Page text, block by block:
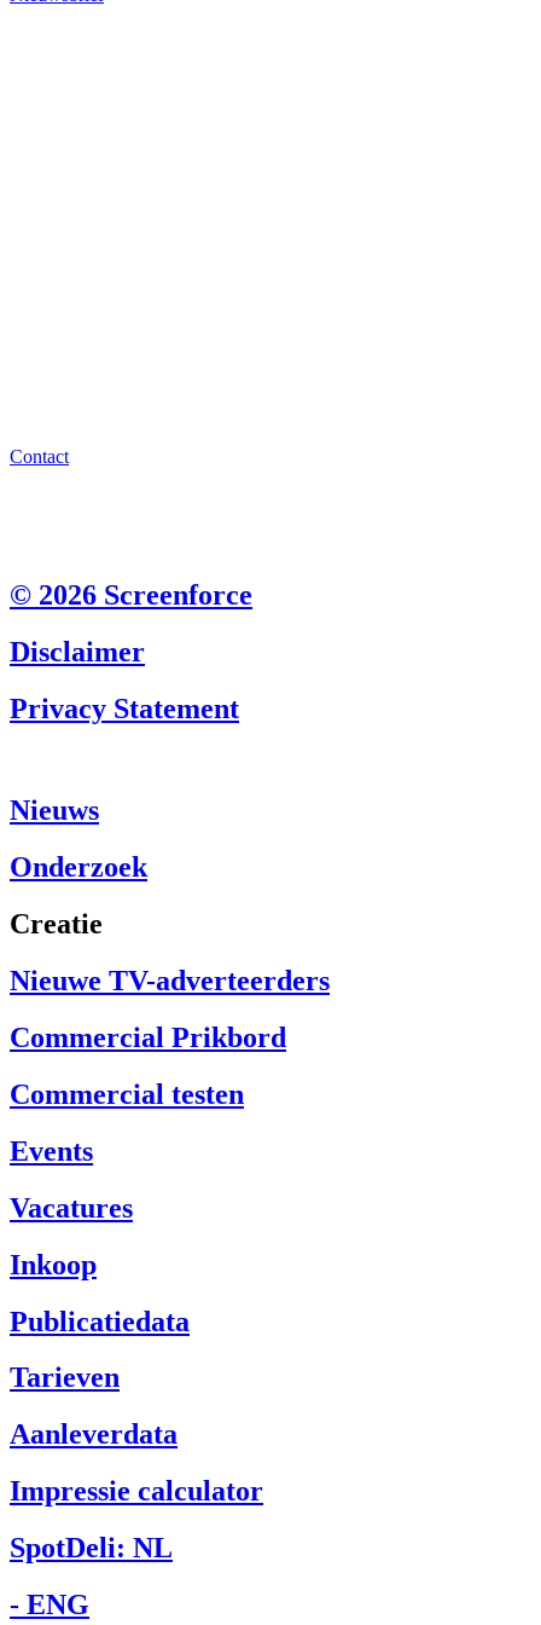
Contact
© 2026 Screenforce
Disclaimer
Privacy Statement
Nieuws
Onderzoek
Creatie
Nieuwe TV-adverteerders
Commercial Prikbord
Commercial testen
Events
Vacatures
Inkoop
Publicatiedata
Tarieven
Aanleverdata
Impressie calculator
SpotDeli: NL
- ENG